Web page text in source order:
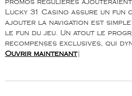
promos regulieres ajouteraient
Lucky 31 Casino assure un fun
ajouter la navigation est
le fun du jeu. Un atout le
recompenses exclusives, qui
Ouvrir maintenant|